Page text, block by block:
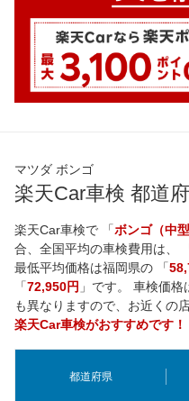
マツダ ボンゴ
楽天Car車検 都道
楽天Car車検で 「ボンゴ（中型
合、全国平均の車検費用は、
最低平均価格は福岡県の 「
「72,950円 」です。 車検価
も異なりますので、お近くの
楽天Car車検がおすすめです！
都道府県